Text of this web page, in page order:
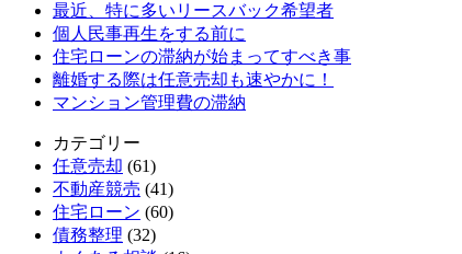
最近、特に多いリースバック希望者
個人民事再生をする前に
住宅ローンの滞納が始まってすべき事
離婚する際は任意売却も速やかに！
マンション管理費の滞納
カテゴリー
任意売却 (61)
不動産競売 (41)
住宅ローン (60)
債務整理 (32)